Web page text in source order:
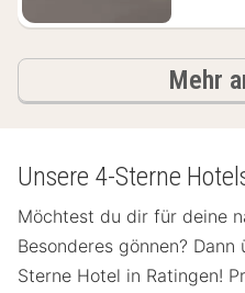
Mehr
Unsere 4-Sterne
Möchtest du dir für deine
Besonderes gönnen?
Sterne Hotel in Ratingen!